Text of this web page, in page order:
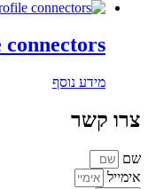
מידע נוסף
צרו קשר
שם
אימייל